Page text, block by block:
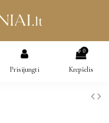
Prisijungti
0
Krepšelis